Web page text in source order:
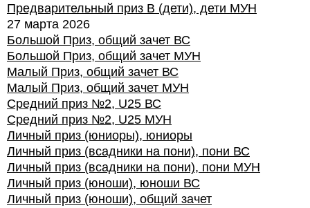
Предварительный приз В (дети), дети МУН
27 марта 2026
Большой Приз, общий зачет ВС
Большой Приз, общий зачет МУН
Малый Приз, общий зачет ВС
Малый Приз, общий зачет МУН
Средний приз №2, U25 ВС
Средний приз №2, U25 МУН
Личный приз (юниоры), юниоры
Личный приз (всадники на пони), пони ВС
Личный приз (всадники на пони), пони МУН
Личный приз (юноши), юноши ВС
Личный приз (юноши), общий зачет